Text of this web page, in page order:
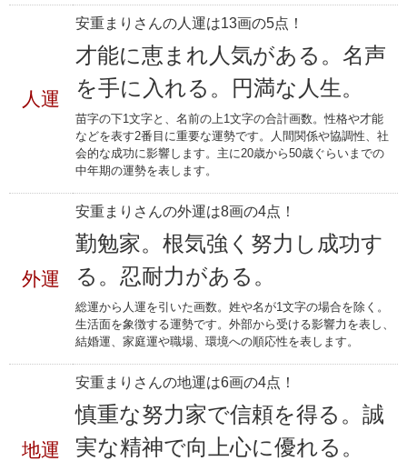
人運
安重まりさんの人運は13画の5点！
才能に恵まれ人気がある。名声
を手に入れる。円満な人生。
苗字の下1文字と、名前の上1文字の合計画数。性格や才能
などを表す2番目に重要な運勢です。人間関係や協調性、社
会的な成功に影響します。主に20歳から50歳ぐらいまでの
中年期の運勢を表します。
外運
安重まりさんの外運は8画の4点！
勤勉家。根気強く努力し成功す
る。忍耐力がある。
総運から人運を引いた画数。姓や名が1文字の場合を除く。
生活面を象徴する運勢です。外部から受ける影響力を表し、
結婚運、家庭運や職場、環境への順応性を表します。
地運
安重まりさんの地運は6画の4点！
慎重な努力家で信頼を得る。誠
実な精神で向上心に優れる。